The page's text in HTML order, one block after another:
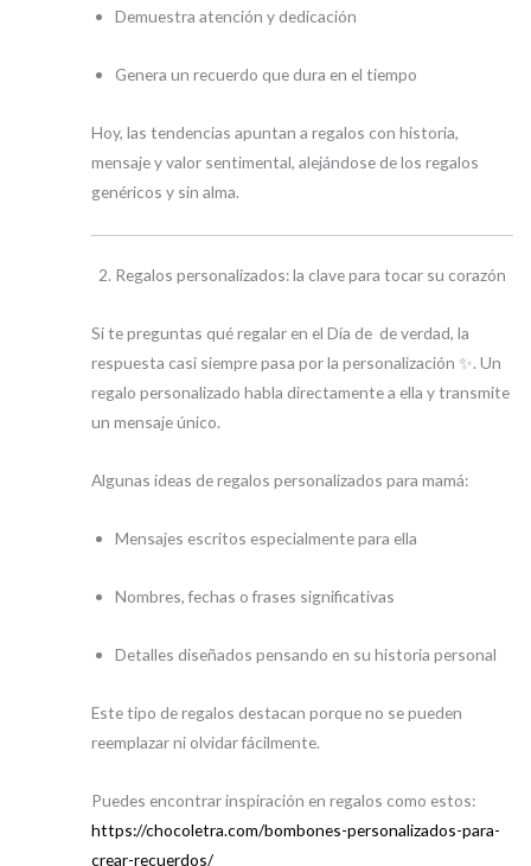
Demuestra atención y dedicación
Genera un recuerdo que dura en el tiempo
Hoy, las tendencias apuntan a regalos con historia,
mensaje y valor sentimental, alejándose de los regalos
genéricos y sin alma.
Regalos personalizados: la clave para tocar su corazón
Si te preguntas qué regalar en el Día de de verdad, la
respuesta casi siempre pasa por la personalización ✨. Un
regalo personalizado habla directamente a ella y transmite
un mensaje único.
Algunas ideas de regalos personalizados para mamá:
Mensajes escritos especialmente para ella
Nombres, fechas o frases significativas
Detalles diseñados pensando en su historia personal
Este tipo de regalos destacan porque no se pueden
reemplazar ni olvidar fácilmente.
Puedes encontrar inspiración en regalos como estos:
https://chocoletra.com/bombones-personalizados-para-
crear-recuerdos/